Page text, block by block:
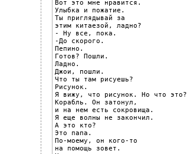
Вот это мне нравится.
Улыбка и пожатие.
Ты приглядывай за
этим китаезой, ладно?
- Ну все, пока.
-До скорого.
Пепино.
Готов? Пошли.
Ладно.
Джои, пошли.
Что ты там рисуешь?
Рисунок.
Я вижу, что рисунок. Но что это?
Корабль. Он затонул,
и на нем есть сокровища.
Я еще волны не закончил.
А это кто?
Это папа.
По-моему, он кого-то
на помощь зовет.